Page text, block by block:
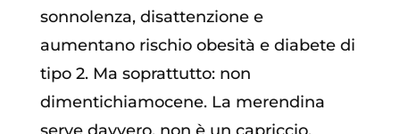
sonnolenza, disattenzione e
aumentano rischio obesità e diabete di
tipo 2. Ma soprattutto: non
dimentichiamocene. La merendina